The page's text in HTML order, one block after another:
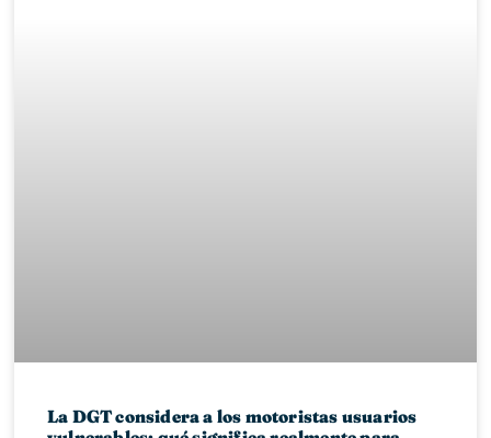
La DGT considera a los motoristas usuarios